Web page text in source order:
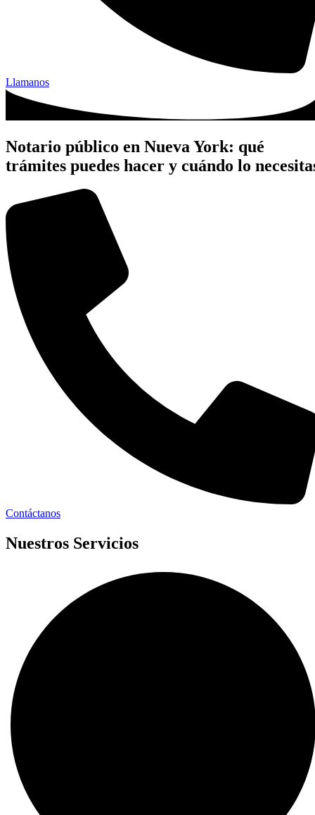
Llamanos
Notario público en Nueva York: qué
trámites puedes hacer y cuándo lo
Contáctanos
Nuestros Servicios